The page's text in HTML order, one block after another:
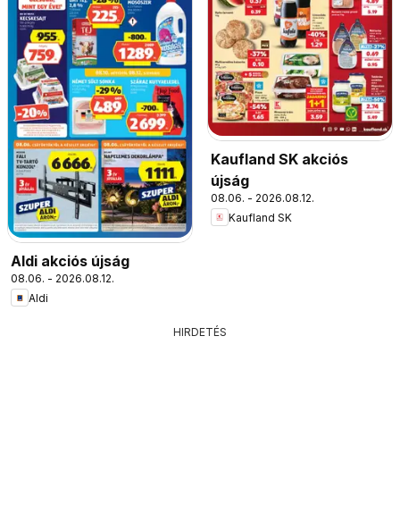
Aldi akciós újság
08.06. - 2026.08.12.
Aldi
Kaufland SK akciós
újság
08.06. - 2026.08.12.
Kaufland SK
HIRDETÉS